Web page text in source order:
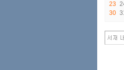
23
30